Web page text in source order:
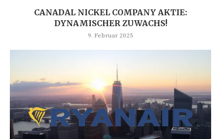
CANADAL NICKEL COMPANY AKTIE:
DYNAMISCHER ZUWACHS!
9. Februar 2025